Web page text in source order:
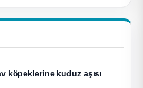
köpeklerine kuduz aşısı